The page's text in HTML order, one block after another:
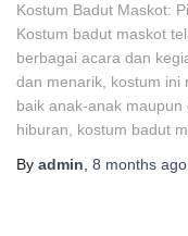
Kostum Badut Maskot:
Kostum badut maskot
berbagai acara dan
dan menarik, kostum ini
baik anak-anak
hiburan, kostum badut
By admin 8 months ago